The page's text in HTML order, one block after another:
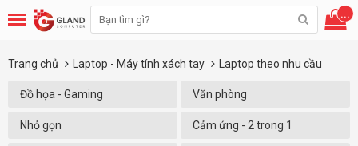
...
Trang chủ Laptop - Máy tính xách tay Laptop theo nhu cầu
Đồ họa - Gaming Văn phòng
Nhỏ gọn Cảm ứng - 2 trong 1